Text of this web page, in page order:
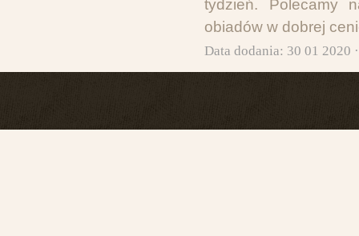
tydzień. Polecamy
obiadów w dobrej
Data dodania: 30 01 2020